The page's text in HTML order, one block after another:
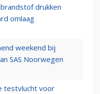
drukken
omlaag
weekend bij
SAS Noorwegen
testvlucht voor